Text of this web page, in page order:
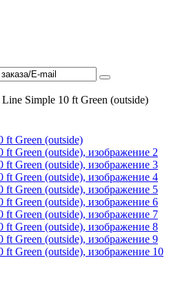
Simple 10 ft Green (outside)